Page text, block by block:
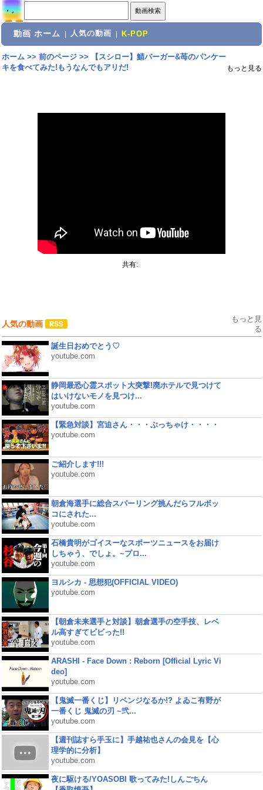
動画 ホーム 人気の動画 K-POP
ホーム>> 前のページ>>
【スシロー】鯖バーガー&苺のパンケー
キを食べてみた!もうなんでもアリだ!
もっと見る
共有:
人気の動画
もっと見
る
誕生日おめでとう♡
youtube.com
静岡最恐心霊スポット大突撃!廃ホテルで見つけて
はいけないモノを見つけ...
youtube.com
【緊急対談】宮迫さん・・・ぶっちゃけ・・・・
youtube.com
ご紹介します!!!
youtube.com
朝倉海選手に総合スパーリング挑んだらフルボッ
コにされた...
youtube.com
石橋貴明がゴイスーなスポーツニュースをお届け
しちゃう、でしょ。~プロ...
youtube.com
ヨルシカ - 思想犯(OFFICIAL VIDEO)
youtube.com
【朝倉未来選手と対談】朝倉選手の空手技、レベ
ル高すぎてビビった!!
youtube.com
ARASHI - Face Down : Reborn [Official Lyric Vi
deo]
youtube.com
【鬼滅一番くじ】リベンジなるか!? よゐこ有野が
一番くじ 鬼滅の刃 ~弐...
youtube.com
【週刊誌すら手玉に】手越祐也さんの会見を【心
理学的に分析】
youtube.com
夜に駆ける/YOASOBI 歌ってみた!しんごちん